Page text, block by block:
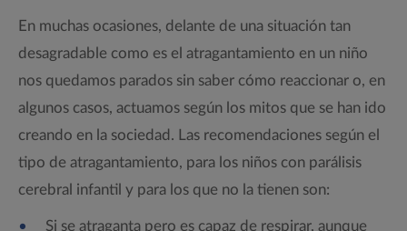
En muchas ocasiones, delante de una situación tan
desagradable como es el atragantamiento en un niño
nos quedamos parados sin saber cómo reaccionar o, en
algunos casos, actuamos según los mitos que se han ido
creando en la sociedad. Las recomendaciones según el
tipo de atragantamiento, para los niños con parálisis
cerebral infantil y para los que no la tienen son:
Si se atraganta pero es capaz de respirar, aunque